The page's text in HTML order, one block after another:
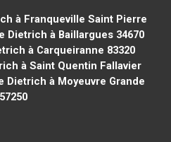
à Franqueville Saint Pierre
à Baillargues 34670
à Carqueiranne 83320
à Saint Quentin Fallavier
à Moyeuvre Grande
57250